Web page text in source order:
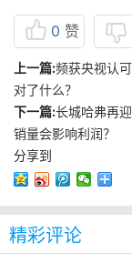
0 赞
上一篇:频获央视认
对了什么？
下一篇:长城哈弗再
销量会影响利润？
分享到
精彩评论